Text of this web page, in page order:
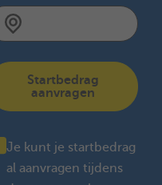
Startbedrag
aanvragen
Je kunt je startbedrag
al aanvragen tijdens